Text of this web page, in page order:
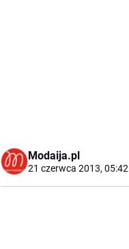
Modaija.pl
21 czerwca 2013, 05:42